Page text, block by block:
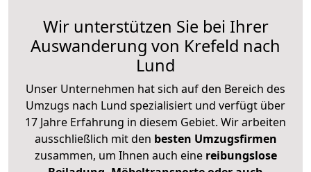
Wir unterstützen Sie bei Ihrer
Auswanderung von Krefeld nach
Lund
Unser Unternehmen hat sich auf den Bereich des
Umzugs nach Lund spezialisiert und verfügt über
17 Jahre Erfahrung in diesem Gebiet. Wir arbeiten
ausschließlich mit den besten Umzugsfirmen
zusammen, um Ihnen auch eine reibungslose